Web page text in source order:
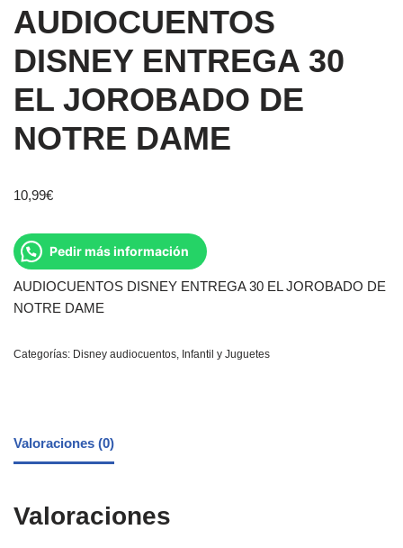
AUDIOCUENTOS
DISNEY ENTREGA 30
EL JOROBADO DE
NOTRE DAME
10,99€
Pedir más información
AUDIOCUENTOS DISNEY ENTREGA 30 EL JOROBADO DE
NOTRE DAME
Categorías: Disney audiocuentos, Infantil y Juguetes
Valoraciones (0)
Valoraciones